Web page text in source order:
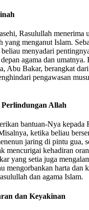
Rasulullah menerima
yang menganut Islam.
menyadari
agama dan umatnya.
Abu Bakar, berangkat
pengawasan
Allah
bantuan-Nya kepada
ketika beliau
jaring di pintu gua,
mencurigai kehadiran
yang setia juga
mengorbankan harta dan
dan agama Islam.
dan Keyakinan